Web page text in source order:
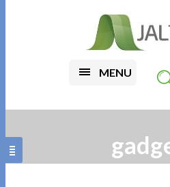
MENU